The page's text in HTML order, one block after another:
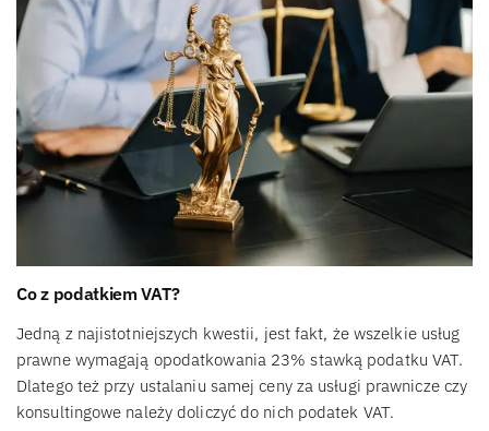
Co z podatkiem VAT?
Jedną z najistotniejszych kwestii, jest fakt, że wszelkie usług
prawne wymagają opodatkowania 23% stawką podatku VAT.
Dlatego też przy ustalaniu samej ceny za usługi prawnicze czy
konsultingowe należy doliczyć do nich podatek VAT.